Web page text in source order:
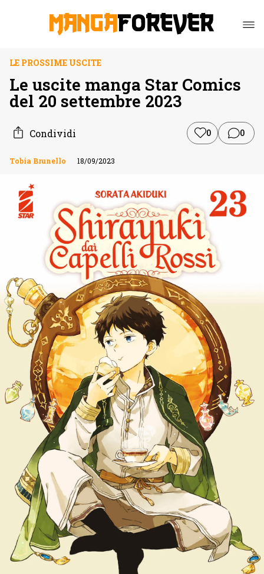
LE PROSSIME USCITE
Le uscite manga Star Comics
del 20 settembre 2023
Condividi 0 0
Tobia Brunello 18/09/2023